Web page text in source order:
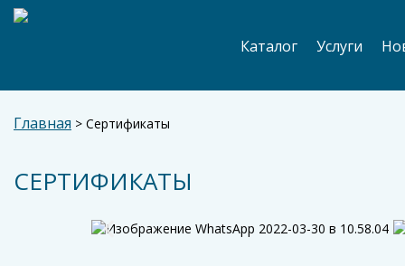
Каталог Услуги
Главная > Сертификаты
СЕРТИФИКАТЫ